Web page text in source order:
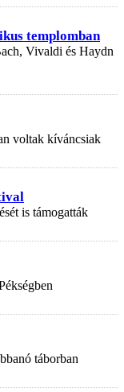
templomban
Vivaldi és Haydn
voltak kíváncsiak
is támogatták
táborban